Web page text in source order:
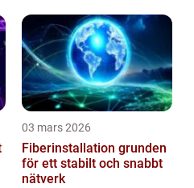
03 mars 2026
Fiberinstallation grunden
för ett stabilt och snabbt
nätverk